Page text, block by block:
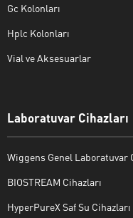
Gc Kolonları
Hplc Kolonları
Vial ve Aksesuarlar
Laboratuvar Cihazları
Wiggens Genel Laboratuvar
BIOSTREAM Cihazları
HyperPureX Saf Su Cihazları